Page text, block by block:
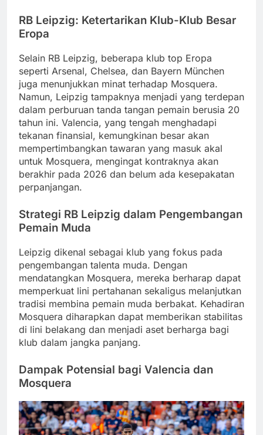
RB Leipzig: Ketertarikan Klub-Klub Besar
Eropa
Selain RB Leipzig, beberapa klub top Eropa
seperti Arsenal, Chelsea, dan Bayern München
juga menunjukkan minat terhadap Mosquera.
Namun, Leipzig tampaknya menjadi yang terdepan
dalam perburuan tanda tangan pemain berusia 20
tahun ini. Valencia, yang tengah menghadapi
tekanan finansial, kemungkinan besar akan
mempertimbangkan tawaran yang masuk akal
untuk Mosquera, mengingat kontraknya akan
berakhir pada 2026 dan belum ada kesepakatan
perpanjangan.
Strategi RB Leipzig dalam Pengembangan
Pemain Muda
Leipzig dikenal sebagai klub yang fokus pada
pengembangan talenta muda. Dengan
mendatangkan Mosquera, mereka berharap dapat
memperkuat lini pertahanan sekaligus melanjutkan
tradisi membina pemain muda berbakat. Kehadiran
Mosquera diharapkan dapat memberikan stabilitas
di lini belakang dan menjadi aset berharga bagi
klub dalam jangka panjang.
Dampak Potensial bagi Valencia dan
Mosquera